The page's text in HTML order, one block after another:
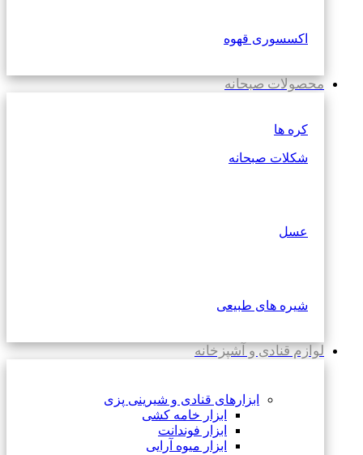
اکسسوری قهوه
محصولات صبحانه
کره ها
شکلات صبحانه
عسل
شیره های طبیعی
لوازم قنادی و آشپزخانه
ابزارهای قنادی و شیرینی پزی
ابزار خامه کشی
ابزار فوندانت
ابزار میوه آرایی